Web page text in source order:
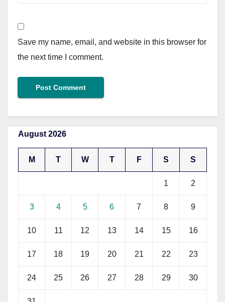
Save my name, email, and website in this browser for
the next time I comment.
August 2026
M T W T F S S
1 2
3 4 5 6 7 8 9
10 11 12 13 14 15 16
17 18 19 20 21 22 23
24 25 26 27 28 29 30